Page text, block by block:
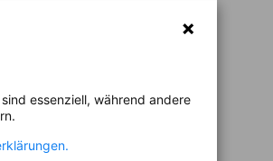
essenziell, während andere